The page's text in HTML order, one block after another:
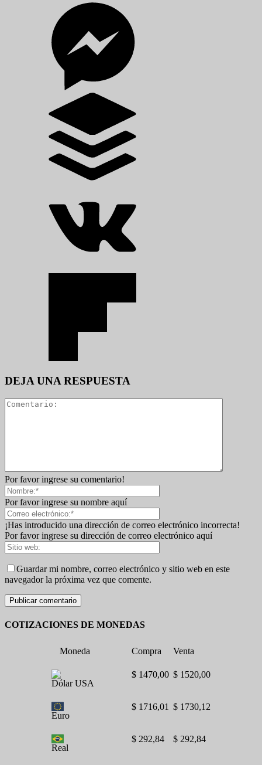
DEJA UNA RESPUESTA
Por favor ingrese su comentario!
Por favor ingrese su nombre aquí
¡Has introducido una dirección de correo electrónico incorrecta!
Por favor ingrese su dirección de correo electrónico aquí
Guardar mi nombre, correo electrónico y sitio web en este
navegador la próxima vez que comente.
COTIZACIONES DE MONEDAS
Moneda Compra Venta
Dólar USA
$ 1470,00 $ 1520,00
Euro
$ 1716,01 $ 1730,12
Real
$ 292,84 $ 292,84